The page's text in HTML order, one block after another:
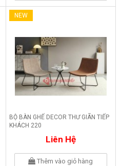
NEW
BỘ BÀN GHẾ DECOR THƯ GIÃN TIẾP
KHÁCH 220
Liên Hệ
Thêm vào giỏ hàng